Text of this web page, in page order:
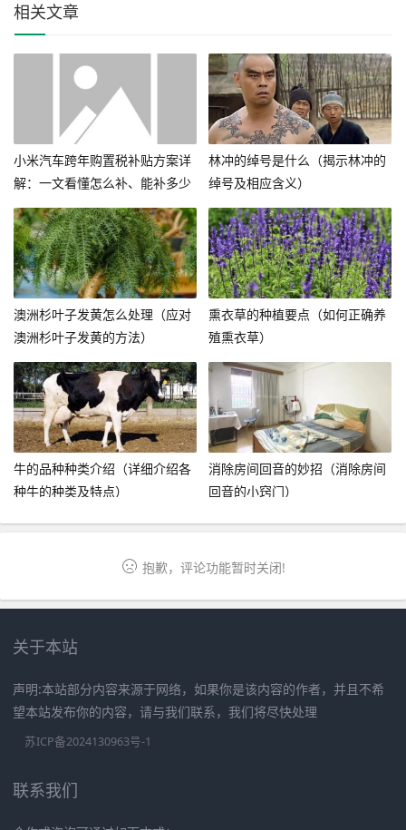
相关文章
小米汽车跨年购置税补贴方案详
解：一文看懂怎么补、能补多少
钱！
林冲的绰号是什么（揭示林冲的
绰号及相应含义）
澳洲杉叶子发黄怎么处理（应对
澳洲杉叶子发黄的方法）
熏衣草的种植要点（如何正确养
殖熏衣草）
牛的品种种类介绍（详细介绍各
种牛的种类及特点）
消除房间回音的妙招（消除房间
回音的小窍门）
抱歉，评论功能暂时关闭!
关于本站
声明:本站部分内容来源于网络，如果你是该内容的作者，并且不希
望本站发布你的内容，请与我们联系，我们将尽快处理
苏ICP备2024130963号-1
联系我们